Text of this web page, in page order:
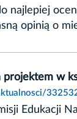
najlepiej
opinią o
projektem w
Edukacji